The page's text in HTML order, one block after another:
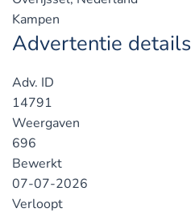
Kampen
Advertentie details
Adv. ID
14791
Weergaven
696
Bewerkt
07-07-2026
Verloopt